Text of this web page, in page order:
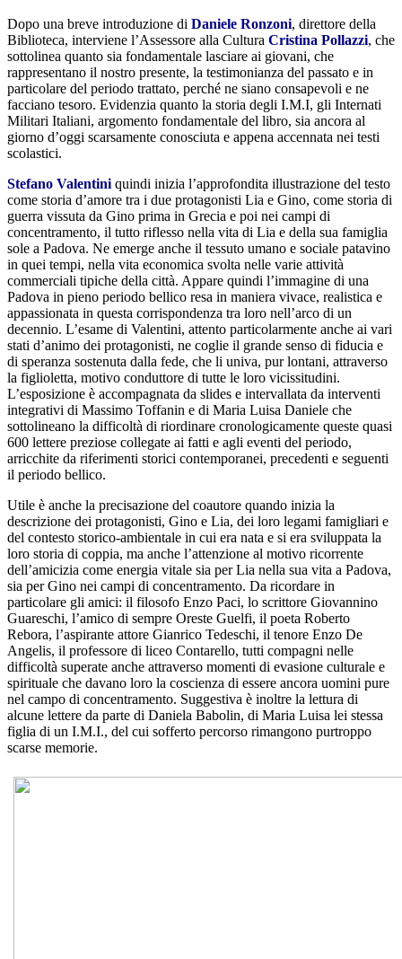
Dopo una breve introduzione di Daniele Ronzoni, direttore della
Biblioteca, interviene l’Assessore alla Cultura Cristina Pollazzi, che
sottolinea quanto sia fondamentale lasciare ai giovani, che
rappresentano il nostro presente, la testimonianza del passato e in
particolare del periodo trattato, perché ne siano consapevoli e ne
facciano tesoro. Evidenzia quanto la storia degli I.M.I, gli Internati
Militari Italiani, argomento fondamentale del libro, sia ancora al
giorno d’oggi scarsamente conosciuta e appena accennata nei testi
scolastici.
Stefano Valentini quindi inizia l’approfondita illustrazione del testo
come storia d’amore tra i due protagonisti Lia e Gino, come storia di
guerra vissuta da Gino prima in Grecia e poi nei campi di
concentramento, il tutto riflesso nella vita di Lia e della sua famiglia
sole a Padova. Ne emerge anche il tessuto umano e sociale patavino
in quei tempi, nella vita economica svolta nelle varie attività
commerciali tipiche della città. Appare quindi l’immagine di una
Padova in pieno periodo bellico resa in maniera vivace, realistica e
appassionata in questa corrispondenza tra loro nell’arco di un
decennio. L’esame di Valentini, attento particolarmente anche ai vari
stati d’animo dei protagonisti, ne coglie il grande senso di fiducia e
di speranza sostenuta dalla fede, che li univa, pur lontani, attraverso
la figlioletta, motivo conduttore di tutte le loro vicissitudini.
L’esposizione è accompagnata da slides e intervallata da interventi
integrativi di Massimo Toffanin e di Maria Luisa Daniele che
sottolineano la difficoltà di riordinare cronologicamente queste quasi
600 lettere preziose collegate ai fatti e agli eventi del periodo,
arricchite da riferimenti storici contemporanei, precedenti e seguenti
il periodo bellico.
Utile è anche la precisazione del coautore quando inizia la
descrizione dei protagonisti, Gino e Lia, dei loro legami famigliari e
del contesto storico-ambientale in cui era nata e si era sviluppata la
loro storia di coppia, ma anche l’attenzione al motivo ricorrente
dell’amicizia come energia vitale sia per Lia nella sua vita a Padova,
sia per Gino nei campi di concentramento. Da ricordare in
particolare gli amici: il filosofo Enzo Paci, lo scrittore Giovannino
Guareschi, l’amico di sempre Oreste Guelfi, il poeta Roberto
Rebora, l’aspirante attore Gianrico Tedeschi, il tenore Enzo De
Angelis, il professore di liceo Contarello, tutti compagni nelle
difficoltà superate anche attraverso momenti di evasione culturale e
spirituale che davano loro la coscienza di essere ancora uomini pure
nel campo di concentramento. Suggestiva è inoltre la lettura di
alcune lettere da parte di Daniela Babolin, di Maria Luisa lei stessa
figlia di un I.M.I., del cui sofferto percorso rimangono purtroppo
scarse memorie.